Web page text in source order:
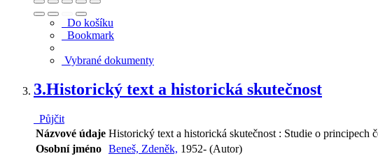
Do košíku
Bookmark
Vybrané dokumenty
3.Historický text a historická skutečnost
Půjčit
Názvové údaje Historický text a historická skutečnost : Studie o principech
Osobní jméno Beneš, Zdeněk, 1952- (Autor)